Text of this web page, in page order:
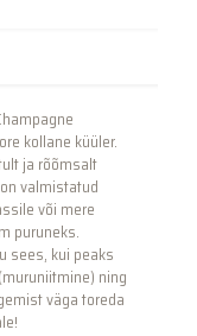
kollane küüler.
ja rõõmsalt
valmistatud
või mere
puruneks.
sees, kui peaks
ning
väga toreda